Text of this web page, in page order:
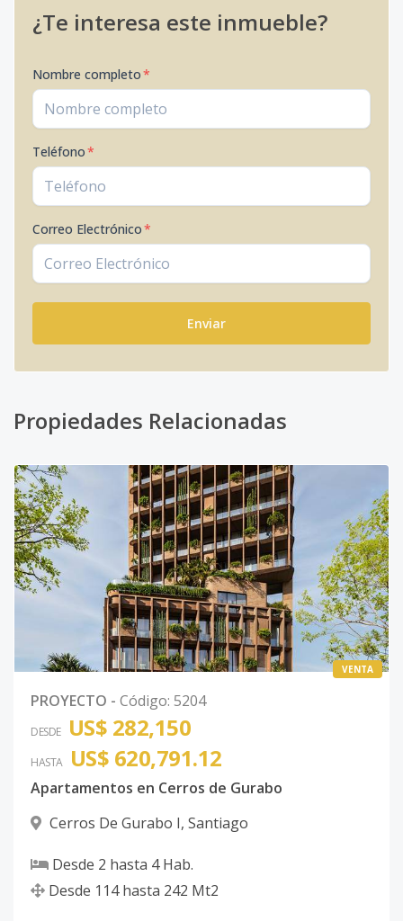
¿Te interesa este inmueble?
Nombre completo*
Teléfono*
Correo Electrónico*
Enviar
Propiedades Relacionadas
VENTA
PROYECTO - Código: 5204
DESDE US$ 282,150
HASTA US$ 620,791.12
Apartamentos en Cerros de Gurabo
Cerros De Gurabo I, Santiago
Desde 2 hasta 4Hab.
Desde 114 hasta 242 Mt2